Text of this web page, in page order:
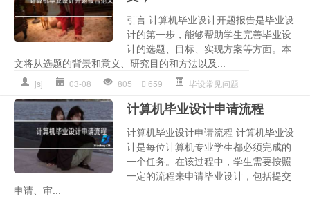
引言 计算机毕业设计开题报告是毕业设
计的第一步，能够帮助学生完善毕业设
计的选题、目标、实现方案等方面。本
文将从选题的背景和意义、研究目的和方法以及...
jsj 03-08 805 659 毕设常见问题
计算机毕业设计申请流程
计算机毕业设计申请流程 计算机毕业设
计是每位计算机专业学生都必须完成的
一个任务。在该过程中，学生需要按照
一定的流程来申请毕业设计，包括提交
申请、审...